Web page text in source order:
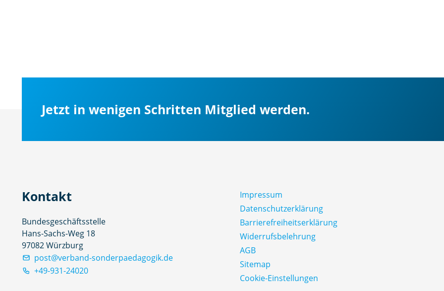
Jetzt in wenigen Schritten Mitglied werden.
Kontakt
Bundesgeschäftsstelle
Hans-Sachs-Weg 18
97082 Würzburg
post@verband-sonderpaedagogik.de
+49-931-24020
Impressum
Datenschutz­erklärung
Barrierefreiheitserklärung
Widerrufsbelehrung
AGB
Sitemap
Cookie-Einstellungen